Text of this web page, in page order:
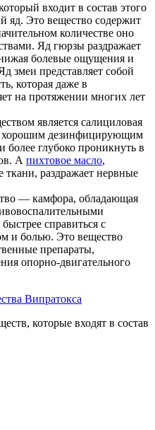
входит в состав этого
яд. Это вещество содержит
количестве оно
Яд гюрзы раздражает
болевые ощущения и
змеи представляет собой
которая даже в
на протяжении многих лет
является салициловая
хорошим дезинфицирующим
более глубоко проникнуть в
А пихтовое масло,
ткани, раздражает нервные
— камфора, обладающая
справиться с
и болью. Это вещество
препараты,
опорно-двигательного
которые входят в состав